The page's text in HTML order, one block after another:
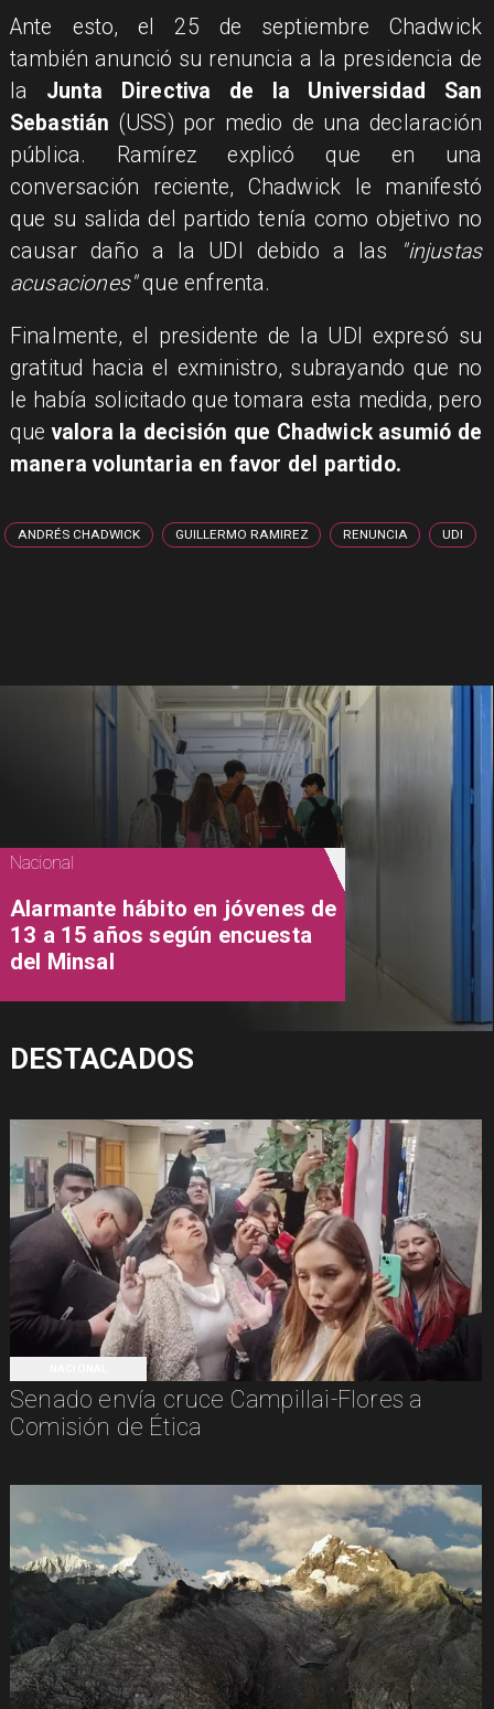
Ante esto, el 25 de septiembre Chadwick
también anunció su renuncia a la presidencia de
la Junta Directiva de la Universidad San
Sebastián (USS) por medio de una declaración
pública. Ramírez explicó que en una
conversación reciente, Chadwick le manifestó
que su salida del partido tenía como objetivo no
causar daño a la UDI debido a las
"injustas
acusaciones"que enfrenta.
Finalmente, el presidente de la UDI expresó su
gratitud hacia el exministro, subrayando que no
le había solicitado que tomara esta medida, pero
quevalora la decisión que Chadwick asumió de
manera voluntaria en favor del partido.
ANDRÉS CHADWICK GUILLERMO RAMIREZ RENUNCIA UDI
Senado envía cruce Campillai-Flores a
Comisión de Ética
Nacional
Alarmante hábito en jóvenes de
13 a 15 años según encuesta
del Minsal
DESTACADOS